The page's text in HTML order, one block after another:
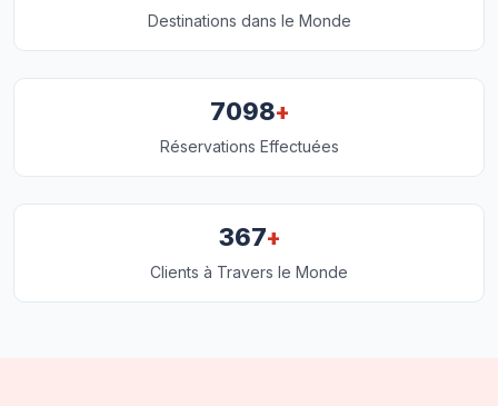
Destinations dans le Monde
7098+
Réservations Effectuées
367+
Clients à Travers le Monde